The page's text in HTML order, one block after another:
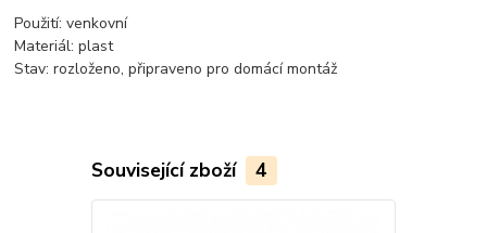
Použití: venkovní
Materiál: plast
Stav: rozloženo, připraveno pro domácí montáž
Související zboží 4